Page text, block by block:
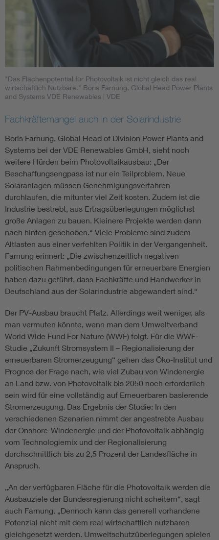
"Das Flächenpotential für Photovoltaik ist nicht gleich das real
wirtschaftlich Nutzbare." Boris Farnung, Global Head Power Plants
and Systems VDE Renewables | VDE
Fachkräftemangel auch in der Solarindustrie
Boris Farnung, Global Head of Division Power Plants and
Systems bei der VDE Renewables GmbH, sieht noch
weitere Hürden beim Photovoltaikausbau: „Der
Beschaffungsengpass ist nur ein Teilproblem. Neue
Solaranlagen müssen Genehmigungsverfahren
durchlaufen, die mitunter viel Zeit kosten. Zudem ist die
Industrie bestrebt, aus Ertragsüberlegungen möglichst
große Anlagen zu bauen. Kleinere Projekte werden dann
nach hinten geschoben.“ Viele Probleme sind zudem
Altlasten aus einer verfehlten Politik in der Vergangenheit.
Farnung erinnert: „Die zwischenzeitlich negativen
politischen Rahmenbedingungen für erneuerbare Energien
haben dazu geführt, dass Fachkräfte und Handwerker in
Deutschland aus der Solarindustrie abgewandert sind.“
Der PV-Ausbau braucht Platz. Allerdings weit weniger, als
man vermuten könnte, wenn man dem Umweltverband
World Wide Fund For Nature (WWF) folgt. Für die WWF-
Studie „Zukunft Stromsystem II – Regionalisierung der
erneuerbaren Stromerzeugung“ gehen das Öko-Institut und
Prognos der Frage nach, wie viel Zubau von Windenergie
an Land bzw. von Photovoltaik bis 2050 noch erforderlich
sein wird für eine vollständig auf Erneuerbaren basierende
Stromerzeugung. Das Ergebnis der Studie: In den
verschiedenen Szenarien nimmt der angestrebte Ausbau
der Onshore-Windenergie und der Photovoltaik abhängig
vom Technologiemix und der Regionalisierung
durchschnittlich bis zu 2,5 Prozent der Landesfläche in
Anspruch.
„An der verfügbaren Fläche für die Photovoltaik werden die
Ausbauziele der Bundesregierung nicht scheitern“, sagt
auch Farnung. „Dennoch kann das generell vorhandene
Potenzial nicht mit dem real wirtschaftlich nutzbaren
gleichgesetzt werden. Umweltschutzüberlegungen spielen